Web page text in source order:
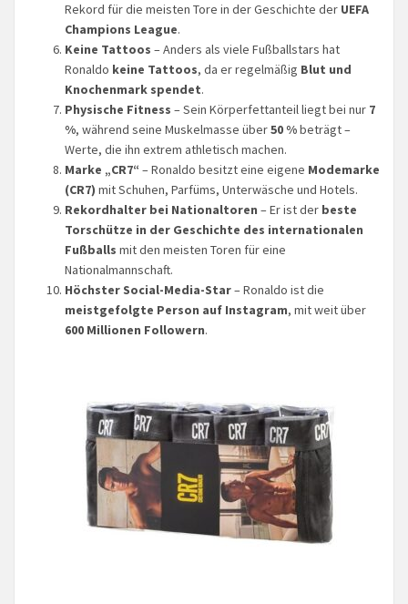
Rekord für die meisten Tore in der Geschichte der UEFA
Champions League.
Keine Tattoos – Anders als viele Fußballstars hat
Ronaldo keine Tattoos, da er regelmäßig Blut und
Knochenmark spendet.
Physische Fitness – Sein Körperfettanteil liegt bei nur 7
%, während seine Muskelmasse über50 %beträgt –
Werte, die ihn extrem athletisch machen.
Marke „CR7“ – Ronaldo besitzt eine eigene Modemarke
(CR7) mit Schuhen, Parfüms, Unterwäsche und Hotels.
Rekordhalter bei Nationaltoren – Er ist der beste
Torschütze in der Geschichte des internationalen
Fußballs mit den meisten Toren für eine
Nationalmannschaft.
Höchster Social-Media-Star– Ronaldo ist die
meistgefolgte Person auf Instagram, mit weit über
600 Millionen Followern.